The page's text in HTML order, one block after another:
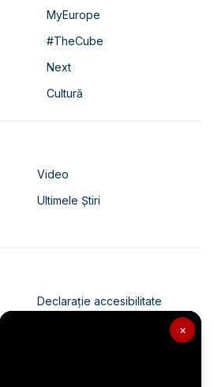
×
MyEurope
#TheCube
Next
Cultură
Video
Ultimele Știri
Declarație accesibilitate
Politica de confidențialitate